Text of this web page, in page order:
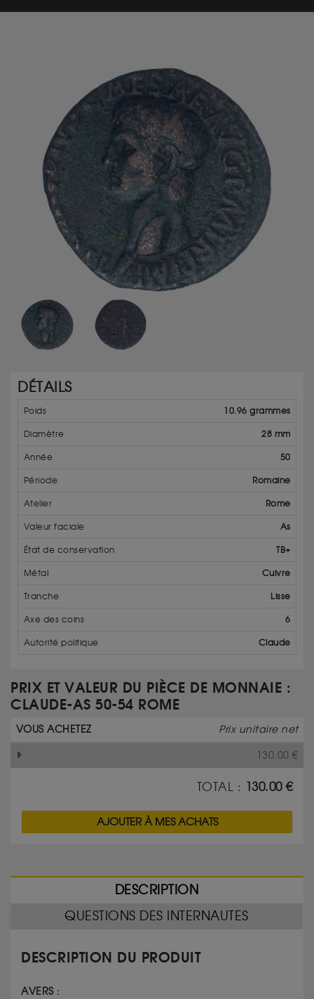
DÉTAILS
Poids 10.96 grammes
Diamètre 28 mm
Année 50
Période Romaine
Atelier Rome
Valeur faciale As
État de conservation TB+
Métal Cuivre
Tranche Lisse
Axe des coins 6
Autorité politique Claude
PRIX ET VALEUR DU PIÈCE DE MONNAIE :
CLAUDE-AS 50-54 ROME
VOUS ACHETEZ Prix unitaire net
130.00 €
TOTAL : 130.00€
AJOUTER À MES ACHATS
DESCRIPTION
QUESTIONS DES INTERNAUTES
DESCRIPTION DU PRODUIT
AVERS :